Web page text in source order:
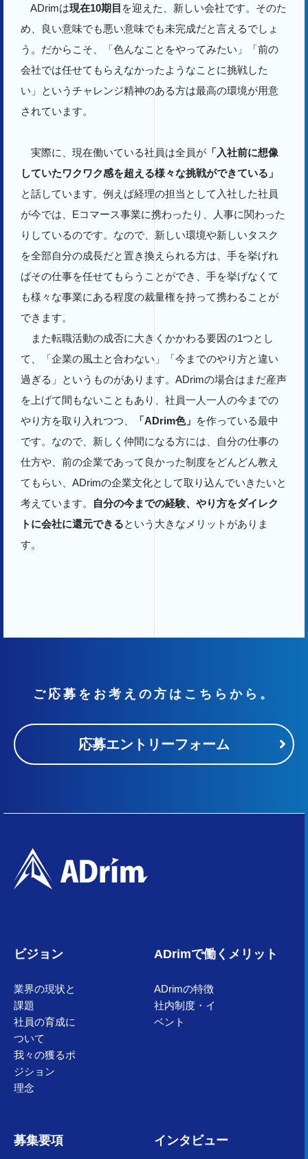
ADrimは現在10期目 を迎えた、新しい会社です。そのた
め、良い意味でも悪い意味でも未完成だと言えるでしょ
う。だからこそ、「色んなことをやってみたい」「前の
会社では任せてもらえなかったようなことに挑戦した
い」というチャレンジ精神のある方は最高の環境が用意
されています。
実際に、現在働いている社員は全員が 「入社前に想像
していたワクワク感を超える様々な挑戦ができている」
と話しています。例えば経理の担当として入社した社員
が今では、Eコマース事業に携わったり、人事に関わった
りしているのです。なので、新しい環境や新しいタスク
を全部自分の成長だと置き換えられる方は、手を挙げれ
ばその仕事を任せてもらうことができ、手を挙げなくて
も様々な事業にある程度の裁量権を持って携わることが
できます。
また転職活動の成否に大きくかかわる要因の1つとし
て、「企業の風土と合わない」「今までのやり方と違い
過ぎる」というものがあります。ADrimの場合はまだ産声
を上げて間もないこともあり、社員一人一人の今までの
やり方を取り入れつつ、
「ADrim色」 を作っている最中
です。なので、新しく仲間になる方には、自分の仕事の
仕方や、前の企業であって良かった制度をどんどん教え
てもらい、ADrimの企業文化として取り込んでいきたいと
考えています。
自分の今までの経験、やり方をダイレク
トに会社に還元できるという大きなメリットがありま
す。
ご応募をお考えの方はこちらから。
応募エントリーフォーム
ビジョン
業界の現状と
課題
社員の育成に
ついて
我々の獲るポ
ジション
理念
ADrimで働くメリット
ADrimの特徴
社内制度・イ
ベント
募集要項 インタビュー